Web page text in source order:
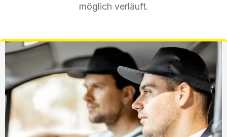
möglich verläuft.